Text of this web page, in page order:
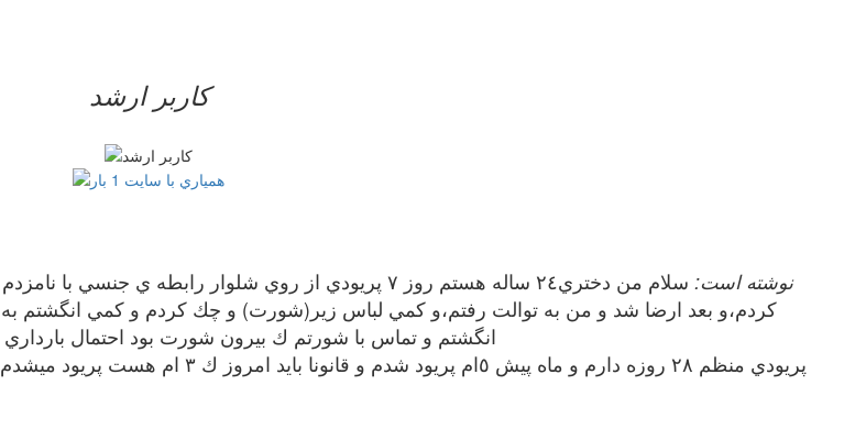
کاربر ارشد
rastina نوشته است:
سلام من دختري٢٤ ساله هستم روز ٧ پريودي از روي شلوار
كردم،و بعد ارضا شد و من به توالت رفتم،و كمي لباس زير(شورت) و چك كردم و كمي انگشتم
انگشتم و تماس با شورتم ك بيرون شورت بود احتمال
پريودي منظم ٢٨ روزه دارم و ماه پيش ٥ام پريود شدم و قانونا بايد امروز ك ٣ ام هست پريود ميشدم ولي هنوز هيچ حسي ندارم و پريود نشدم لطفا زودتر جواب بدين؟